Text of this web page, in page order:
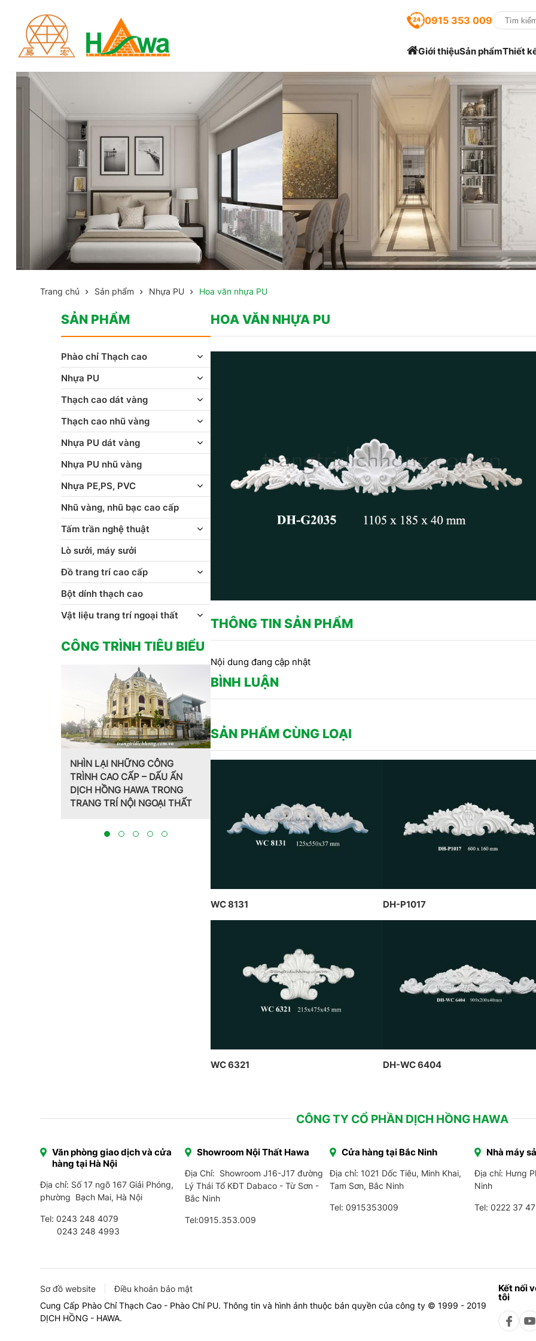
0915 353 009
Giới thiệuSản phẩmThiết
Trang chủ Sản phẩm Nhựa PU Hoa văn nhựa PU
HOA VĂN NHỰA PU
THÔNG TIN SẢN PHẨM
Nội dung đang cập nhật
BÌNH LUẬN
SẢN PHẨM CÙNG LOẠI
WC 8131 DH-P1017
WC 6321 DH-WC 6404
SẢN PHẨM
Phào chỉ Thạch cao
Nhựa PU
Thạch cao dát vàng
Thạch cao nhũ vàng
Nhựa PU dát vàng
Nhựa PU nhũ vàng
Nhựa PE,PS, PVC
Nhũ vàng, nhũ bạc cao cấp
Tấm trần nghệ thuật
Lò sưởi, máy sưởi
Đồ trang trí cao cấp
Bột dính thạch cao
Vật liệu trang trí ngoại thất
CÔNG TRÌNH TIÊU BIỂU
LẠI NHỮNG CÔNG
CAO CẤP – DẤU ẤN
HỒNG HAWA TRONG
TRÍ NỘI NGOẠI THẤT
Trang trí nội thất theo phong
cách Pháp do CT CP Dịch
Hồng Hawa thiết kế, thi công
CT CP DỊCH HỒNG HAWA
THỰC HIỆN TẠI PENHOUSE
BẮC NINH
CÔNG TY DỊCH HỒNG
THIẾT KẾ VÀ THI CÔNG
PHONG CÁCH TRANG
THẤT PHÁP
CÔNG TY CỔ PHẦN DỊCH HỒNG HAWA
Văn phòng giao dịch và cửa
hàng tại Hà Nội
Địa chỉ: Số 17 ngõ 167 Giải Phóng,
phường Bạch Mai, Hà Nội
Tel: 0243 248 4079
0243 248 4993
Showroom Nội Thất Hawa
Địa Chỉ: Showroom J16-J17 đường
Lý Thái Tổ KĐT Dabaco - Từ Sơn -
Bắc Ninh
Tel:0915.353.009
Cửa hàng tại Bắc Ninh
Địa chỉ: 1021 Dốc Tiêu, Minh Khai,
Tam Sơn, Bắc Ninh
Tel: 0915353009
Nhà máy
Địa chỉ: Hưng
Ninh
Tel: 0222 37
Sơ đồ website
Điều khoản bảo mật
Cung Cấp Phào Chỉ Thạch Cao - Phào Chỉ PU. Thông tin và hình ảnh thuộc bản quyền của công ty © 1999 - 2019
DỊCH HỒNG - HAWA.
Kết nối
tôi